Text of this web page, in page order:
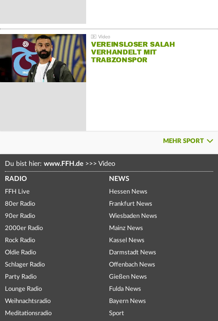
VEREINSLOSER SALAH
VERHANDELT MIT
TRABZONSPOR
MEHR SPORT
Du bist hier: www.FFH.de >>> Video
RADIO
FFH Live
80er Radio
90er Radio
2000er Radio
Rock Radio
Oldie Radio
Schlager Radio
Party Radio
Lounge Radio
Weihnachtsradio
Meditationsradio
NEWS
Hessen News
Frankfurt News
Wiesbaden News
Mainz News
Kassel News
Darmstadt News
Offenbach News
Gießen News
Fulda News
Bayern News
Sport